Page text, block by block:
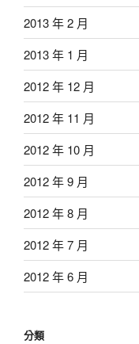
2013 年 2 月
2013 年 1 月
2012 年 12 月
2012 年 11 月
2012 年 10 月
2012 年 9 月
2012 年 8 月
2012 年 7 月
2012 年 6 月
分類